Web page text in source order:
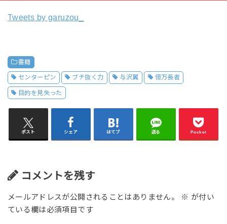
Tweets by garuzou_
書籍
センターピン ブチ抜く力 与沢翼 億万長者
目的を見失った
ポスト シェア はてブ 送る Pocket
コメントを残す
メールアドレスが公開されることはありません。 ※ が付い
ている欄は必須項目です